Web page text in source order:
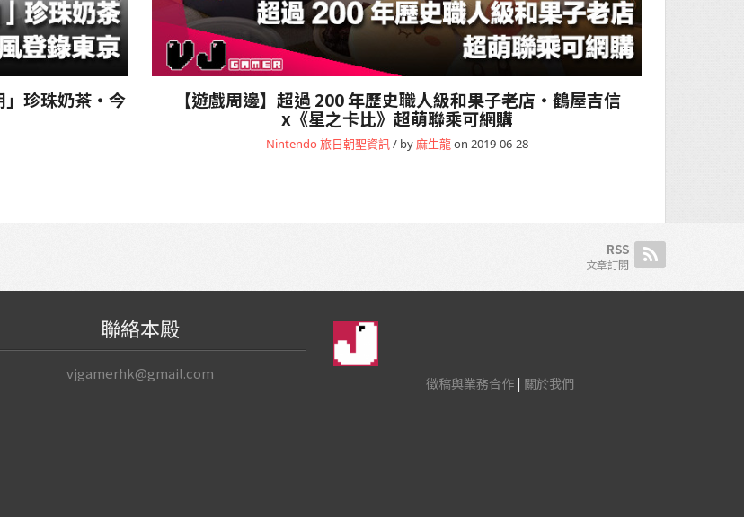
」珍珠奶茶・今 【遊戲周邊】超過 200 年歷史職人級和果子老店・鶴屋吉信
x《星之卡比》超萌聯乘可網購
Nintendo旅日朝聖資訊/ by麻生龍on 2019-06-28
RSS
文章訂閱
聯絡本殿
vjgamerhk@gmail.com
徵稿與業務合作| 關於我們